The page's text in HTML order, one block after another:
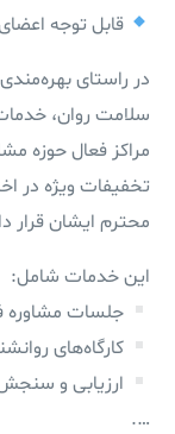
قابل توجه
در راستای
سلامت روان،
مراکز فعال حوزه
تخفیفات ویژه در
محترم ایشان قرار
این خدمات شامل:
جلسات مشاوره
کارگاه‌های
ارزیابی و
….